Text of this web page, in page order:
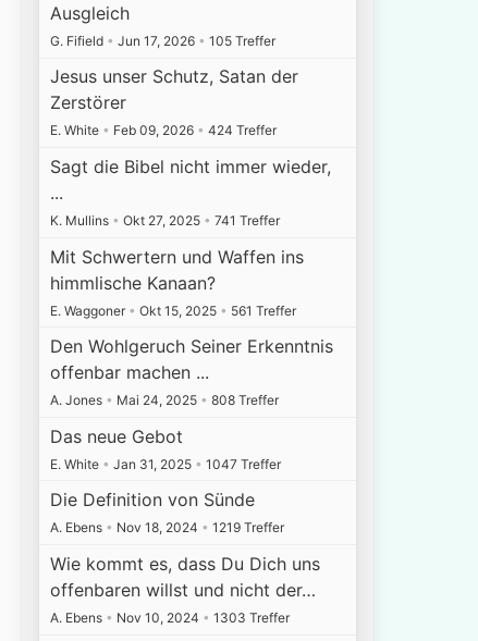
Ausgleich
G. Fifield • Jun 17, 2026 • 105 Treffer
Jesus unser Schutz, Satan der
Zerstörer
E. White • Feb 09, 2026 • 424 Treffer
Sagt die Bibel nicht immer wieder,
...
K. Mullins • Okt 27, 2025 • 741 Treffer
Mit Schwertern und Waffen ins
himmlische Kanaan?
E. Waggoner • Okt 15, 2025 • 561 Treffer
Den Wohlgeruch Seiner Erkenntnis
offenbar machen ...
A. Jones • Mai 24, 2025 • 808 Treffer
Das neue Gebot
E. White • Jan 31, 2025 • 1047 Treffer
Die Definition von Sünde
A. Ebens • Nov 18, 2024 • 1219 Treffer
Wie kommt es, dass Du Dich uns
offenbaren willst und nicht der…
A. Ebens • Nov 10, 2024 • 1303 Treffer